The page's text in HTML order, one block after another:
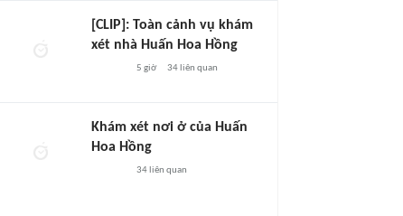
[CLIP]: Toàn cảnh vụ khám
xét nhà Huấn Hoa Hồng
5 giờ 34liên quan
Khám xét nơi ở của Huấn
Hoa Hồng
34liên quan